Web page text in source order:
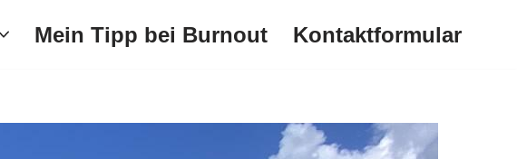
Mein Tipp bei Burnout Kontaktformular